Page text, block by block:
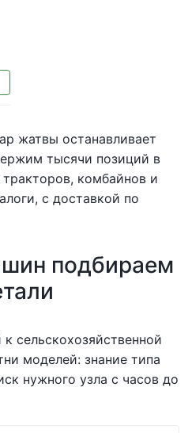
жатвы останавливает
тысячи позиций в
комбайнов и
с доставкой по
подбираем
сельскохозяйственной
моделей: знание типа
нужного узла с часов до